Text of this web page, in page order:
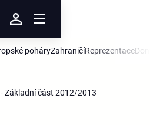
poháryZahraničíReprezentace
Základní část 2012/2013